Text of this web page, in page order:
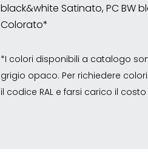
black&white Satinato, PC BW
Colorato*
*I colori disponibili a catalogo
grigio opaco. Per richiedere
il codice RAL e farsi carico il